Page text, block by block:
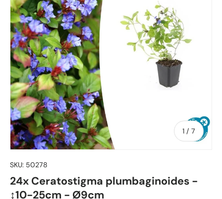
1 / von
7
SKU: 50278
24x Ceratostigma plumbaginoides -
↕10-25cm - Ø9cm